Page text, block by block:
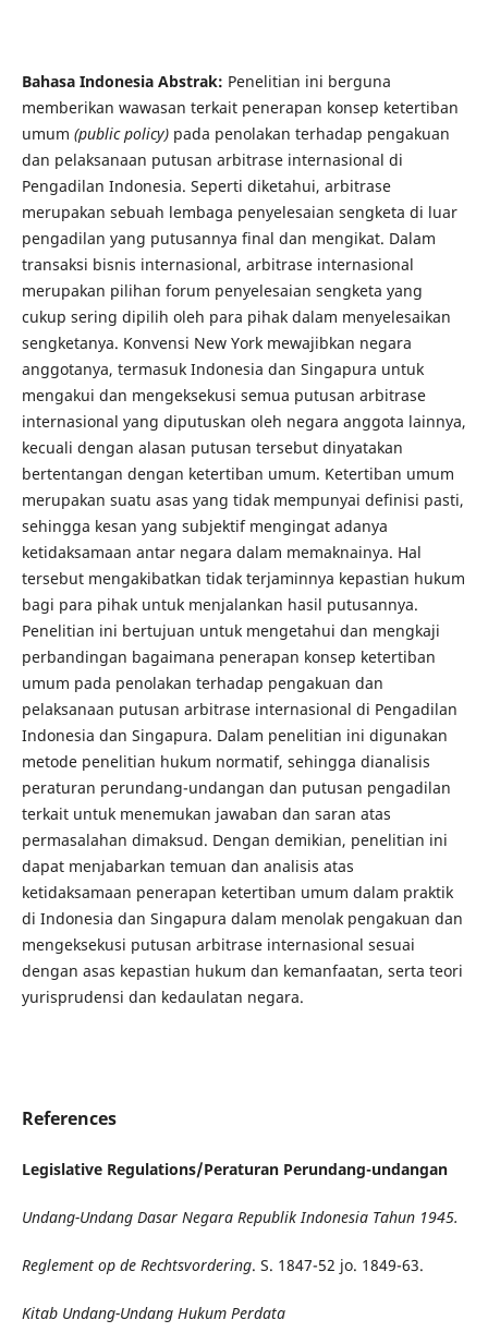
Bahasa Indonesia Abstrak: Penelitian ini berguna
memberikan wawasan terkait penerapan konsep ketertiban
umum (public policy)pada penolakan terhadap pengakuan
dan pelaksanaan putusan arbitrase internasional di
Pengadilan Indonesia. Seperti diketahui, arbitrase
merupakan sebuah lembaga penyelesaian sengketa di luar
pengadilan yang putusannya final dan mengikat. Dalam
transaksi bisnis internasional, arbitrase internasional
merupakan pilihan forum penyelesaian sengketa yang
cukup sering dipilih oleh para pihak dalam menyelesaikan
sengketanya. Konvensi New York mewajibkan negara
anggotanya, termasuk Indonesia dan Singapura untuk
mengakui dan mengeksekusi semua putusan arbitrase
internasional yang diputuskan oleh negara anggota lainnya,
kecuali dengan alasan putusan tersebut dinyatakan
bertentangan dengan ketertiban umum. Ketertiban umum
merupakan suatu asas yang tidak mempunyai definisi pasti,
sehingga kesan yang subjektif mengingat adanya
ketidaksamaan antar negara dalam memaknainya. Hal
tersebut mengakibatkan tidak terjaminnya kepastian hukum
bagi para pihak untuk menjalankan hasil putusannya.
Penelitian ini bertujuan untuk mengetahui dan mengkaji
perbandingan bagaimana penerapan konsep ketertiban
umum pada penolakan terhadap pengakuan dan
pelaksanaan putusan arbitrase internasional di Pengadilan
Indonesia dan Singapura. Dalam penelitian ini digunakan
metode penelitian hukum normatif, sehingga dianalisis
peraturan perundang-undangan dan putusan pengadilan
terkait untuk menemukan jawaban dan saran atas
permasalahan dimaksud. Dengan demikian, penelitian ini
dapat menjabarkan temuan dan analisis atas
ketidaksamaan penerapan ketertiban umum dalam praktik
di Indonesia dan Singapura dalam menolak pengakuan dan
mengeksekusi putusan arbitrase internasional sesuai
dengan asas kepastian hukum dan kemanfaatan, serta teori
yurisprudensi dan kedaulatan negara.
References
Legislative Regulations/Peraturan Perundang-undangan
Undang-Undang Dasar Negara Republik Indonesia Tahun 1945.
Reglement op de Rechtsvordering. S. 1847-52 jo. 1849-63.
Kitab Undang-Undang Hukum Perdata